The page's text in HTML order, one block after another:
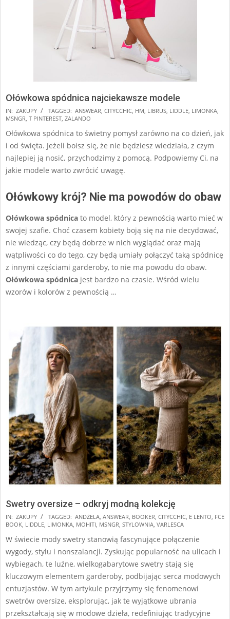
Ołówkowa spódnica najciekawsze modele
2024-
12-
17
IN: ZAKUPY TAGGED: ANSWEAR, CITYCCHIC, HM, LIBRUS, LIDDLE, LIMONKA,
MSNGR, T PINTEREST, ZALANDO
Ołówkowa spódnica to świetny pomysł zarówno na co dzień, jak
i od święta. Jeżeli boisz się, że nie będziesz wiedziała, z czym
najlepiej ją nosić, przychodzimy z pomocą. Podpowiemy Ci, na
jakie modele warto zwrócić uwagę.
Ołówkowy krój? Nie ma powodów do obaw
Ołówkowa spódnica to model, który z pewnością warto mieć w
swojej szafie. Choć czasem kobiety boją się na nie decydować,
nie wiedząc, czy będą dobrze w nich wyglądać oraz mają
wątpliwości co do tego, czy będą umiały połączyć taką spódnicę
z innymi częściami garderoby, to nie ma powodu do obaw.
Ołówkowa spódnica jest bardzo na czasie. Wśród wielu
wzorów i kolorów z pewnością …
Swetry oversize – odkryj modną kolekcję
2024-
12-
17
IN: ZAKUPY TAGGED: ANDŻELA ANSWEAR BOOKER CITYCCHIC E LENTO FCE
BOOK LIDDLE LIMONKA MOHITI MSNGR STYLOWNIA VARLESCA
W świecie mody swetry stanowią fascynujące połączenie
wygody, stylu i nonszalancji. Zyskując popularność na ulicach i
wybiegach, te luźne, wielkogabarytowe swetry stają się
kluczowym elementem garderoby, podbijając serca modowych
entuzjastów. W tym artykule przyjrzymy się fenomenowi
swetrów oversize, eksplorując, jak te wyjątkowe ubrania
przekształcają się w modowe dzieła, redefiniując tradycyjne